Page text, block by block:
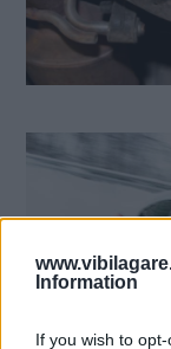
Information
If you wish to